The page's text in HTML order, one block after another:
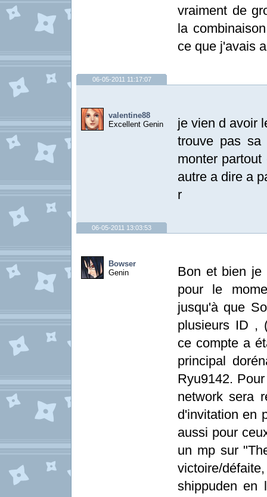
vraiment de
la
ce que j'avais
06-05-2011 11:17:07
valentine88
Excellent Genin
je vien d avoir
trouve pas
monter
autre a dire a
r
06-05-2011 13:03:53
Bowser
Genin
Bon et bien je
pour le
jusqu'à que
plusieurs ID ,
ce compte a
principal
Ryu9142.
network sera
d'invitation en
aussi pour
un mp sur
victoire/
shippuden en